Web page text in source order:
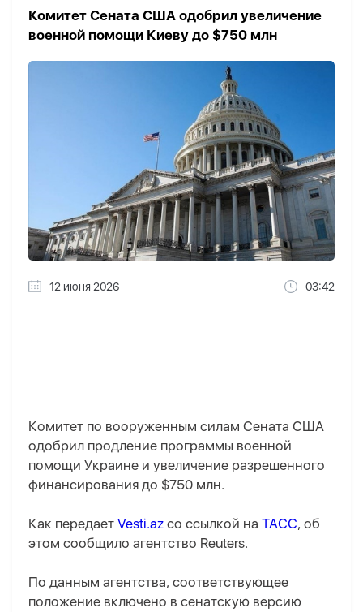
Комитет Сената США одобрил увеличение
военной помощи Киеву до $750 млн
12 июня 2026 03:42
Комитет по вооруженным силам Сената США
одобрил продление программы военной
помощи Украине и увеличение разрешенного
финансирования до $750 млн.
Как передает Vesti.az со ссылкой на ТАСС, об
этом сообщило агентство Reuters.
По данным агентства, соответствующее
положение включено в сенатскую версию